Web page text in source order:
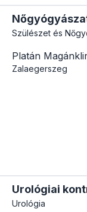
Szülészet és
Platán
Zalaegerszeg
Urológiai
Urológia